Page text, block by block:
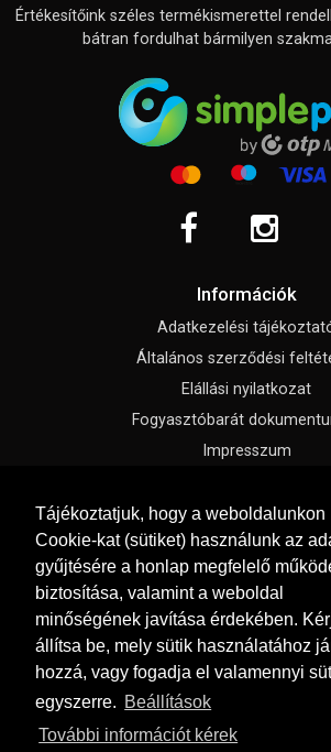
Tájékoztatjuk, hogy a weboldalunkon
Cookie-kat (sütiket) használunk az
gyűjtésére a honlap megfelelő
biztosítása, valamint a weboldal
minőségének javítása érdekében.
állítsa be, mely sütik használatához
hozzá, vagy fogadja el valamennyi
egyszerre. Beállítások
További információt kérek
Értékesítőink széles termékismerettel
bátran fordulhat bármilyen
Információk
Adatkezelési
Általános szerződési
Elállási nyilatkozat
Fogyasztóbarát
Impresszum
Menü
Hírek, érdekességek
Kapcsolat
Kedvenc termékek
Rólunk
Szállítás és fizetés
Vásárlási feltételek